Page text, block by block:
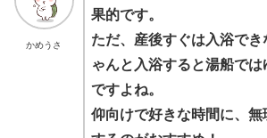
かめうさ
果的です。
ただ、産後すぐは入浴で
ゃんと入浴すると湯船で
ですよね。
仰向けで好きな時間に、